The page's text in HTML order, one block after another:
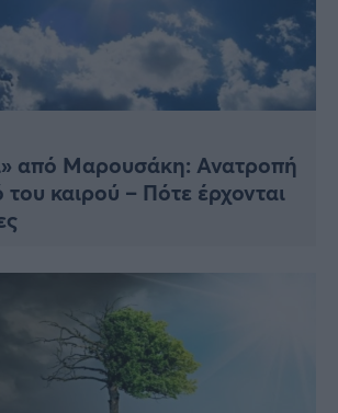
από Μαρουσάκη: Ανατροπή
του καιρού – Πότε έρχονται